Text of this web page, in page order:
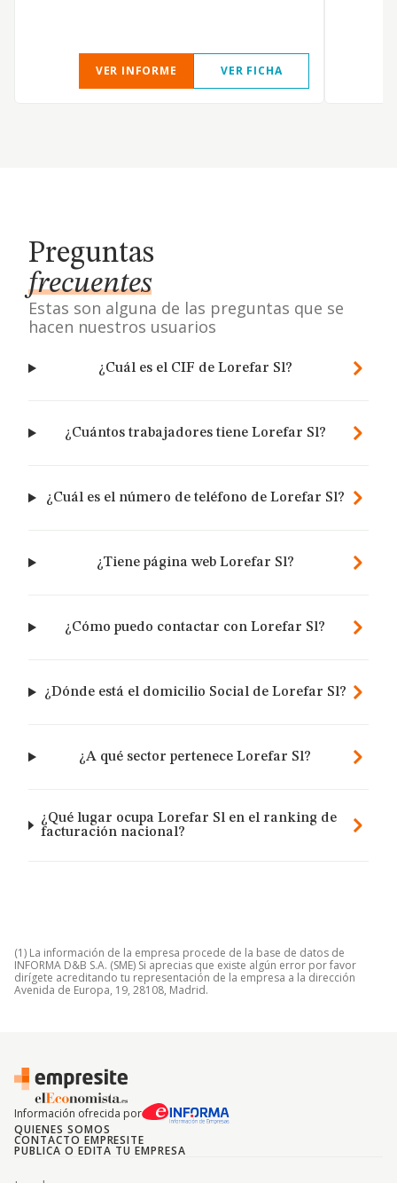
VER INFORME VER FICHA
Preguntas
frecuentes
Estas son alguna de las preguntas que se
hacen nuestros usuarios
¿Cuál es el CIF de Lorefar Sl?
¿Cuántos trabajadores tiene Lorefar Sl?
¿Cuál es el número de teléfono de Lorefar Sl?
¿Tiene página web Lorefar Sl?
¿Cómo puedo contactar con Lorefar Sl?
¿Dónde está el domicilio Social de Lorefar Sl?
¿A qué sector pertenece Lorefar Sl?
¿Qué lugar ocupa Lorefar Sl en el ranking de
facturación nacional?
(1) La información de la empresa procede de la base de datos de
INFORMA D&B S.A. (SME) Si aprecias que existe algún error por favor
dirígete acreditando tu representación de la empresa a la dirección
Avenida de Europa, 19, 28108, Madrid.
Información ofrecida por
QUIENES SOMOS
CONTACTO EMPRESITE
PUBLICA O EDITA TU EMPRESA